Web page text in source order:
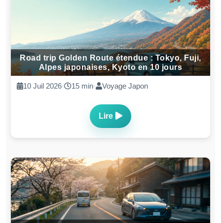
Road trip Golden Route étendue : Tokyo, Fuji,
Alpes japonaises, Kyoto en 10 jours
10 Juil 2026· 15 min· Voyage Japon
Lire